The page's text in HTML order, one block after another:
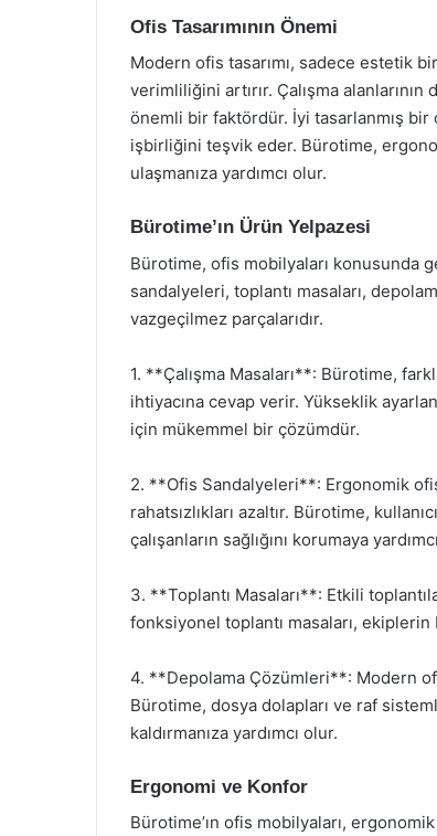
Ofis Tasarımının Önemi
Modern ofis tasarımı, sadece estetik
verimliliğini artırır. Çalışma
önemli bir faktördür. İyi tasarlanmış bir
işbirliğini teşvik eder. Bürotime,
ulaşmanıza yardımcı olur.
Bürotime’ın Ürün Yelpazesi
Bürotime, ofis mobilyaları konusunda
sandalyeleri, toplantı masaları,
vazgeçilmez parçalarıdır.
1. **Çalışma Masaları**: Bürotime,
ihtiyacına cevap verir. Yükseklik
için mükemmel bir çözümdür.
2. **Ofis Sandalyeleri**: Ergonomik
rahatsızlıkları azaltır. Bürotime,
çalışanların sağlığını korumaya
3. **Toplantı Masaları**: Etkili
fonksiyonel toplantı masaları,
4. **Depolama Çözümleri**: Modern
Bürotime, dosya dolapları ve raf
kaldırmanıza yardımcı olur.
Ergonomi ve Konfor
Bürotime’ın ofis mobilyaları,